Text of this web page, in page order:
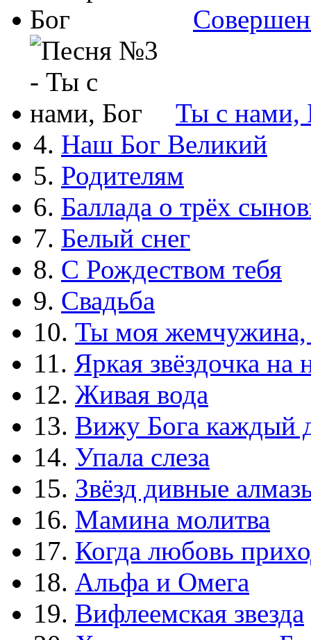
Ты с нами,
4. Наш Бог Великий
5. Родителям
6. Баллада о трёх
7. Белый снег
8. С Рождеством тебя
9. Свадьба
10. Ты моя жемчужина,
11. Яркая звёздочка на
12. Живая вода
13. Вижу Бога каждый
14. Упала слеза
15. Звёзд дивные
16. Мамина молитва
17. Когда любовь
18. Альфа и Омега
19. Вифлеемская звезда